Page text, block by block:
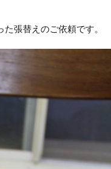
張替えのご依頼です。